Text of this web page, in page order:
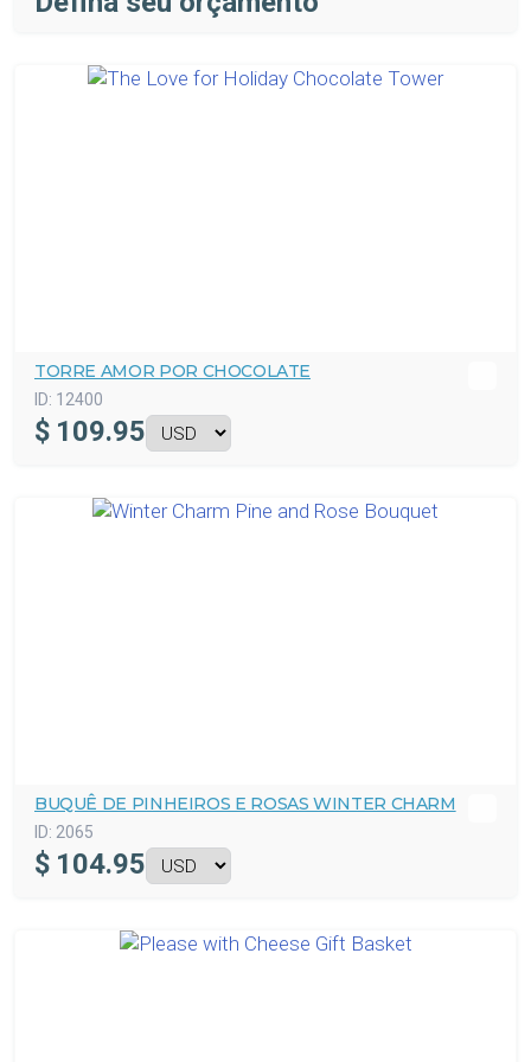
TORRE AMOR POR CHOCOLATE
ID: 12400
$ 109.95
BUQUÊ DE PINHEIROS E ROSAS WINTER CHARM
ID: 2065
$ 104.95